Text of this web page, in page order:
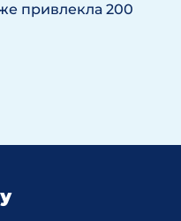
привлекла 200